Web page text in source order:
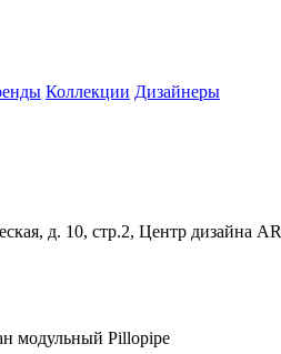
Коллекции Дизайнеры
д. 10, стр.2, Центр дизайна
модульный Pillopipe